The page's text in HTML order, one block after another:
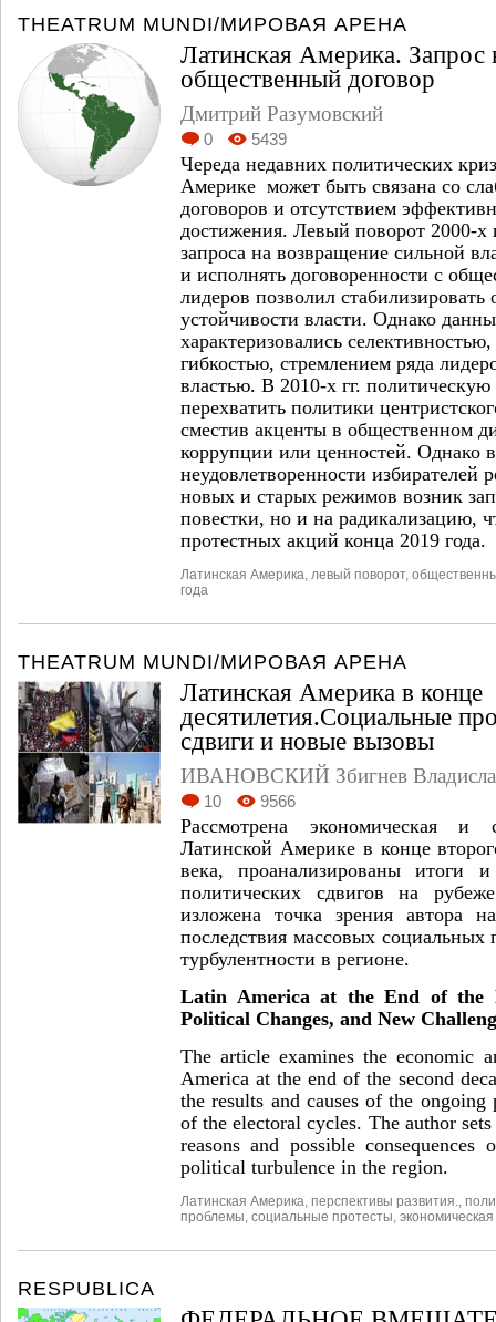
THEATRUM MUNDI/МИРОВАЯ АРЕНА
Латинская Америка. Запрос
общественный договор
Дмитрий Разумовский
0 5439
Череда недавних политических
Америке может быть связана со
договоров и отсутствием
достижения. Левый поворот 2000-х
запроса на возвращение сильной
и исполнять договоренности с
лидеров позволил стабилизировать
устойчивости власти. Однако
характеризовались
гибкостью, стремлением ряда
властью. В 2010-х гг.
перехватить политики
сместив акценты в общественном
коррупции или ценностей. Однако в
неудовлетворенности избирателей
новых и старых режимов возник
повестки, но и на радикализацию,
протестных акций конца 2019 года.
Латинская Америка левый поворот,
года
THEATRUM MUNDI/МИРОВАЯ АРЕНА
Латинская Америка в конце
десятилетия.Социальные
сдвиги и новые вызовы
ИВАНОВСКИЙ Збигнев
10 9566
Рассмотрена экономическая и
Латинской Америке в конце
века, проанализированы итоги
политических сдвигов на
изложена точка зрения автора
последствия массовых социальных
турбулентности в регионе.
Latin America at the End of the
Political Changes, and New
The article examines the economic
America at the end of the second
the results and causes of the
of the electoral cycles. The author
reasons and possible consequences
political turbulence in the region.
Латинская Америка перспективы развития.
проблемы социальные протесты
RESPUBLICA